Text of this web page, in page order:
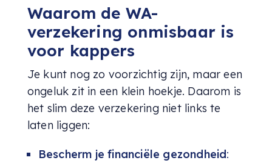
Waarom de WA-
verzekering onmisbaar is
voor kappers
Je kunt nog zo voorzichtig zijn, maar een
ongeluk zit in een klein hoekje. Daarom is
het slim deze verzekering niet links te
laten liggen:
Bescherm je financiële gezondheid: